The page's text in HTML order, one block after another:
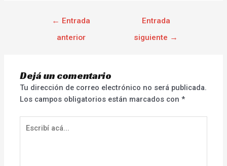
← Entrada
anterior
Entrada
siguiente →
Dejá un comentario
Tu dirección de correo electrónico no será publicada.
Los campos obligatorios están marcados con*
acá...